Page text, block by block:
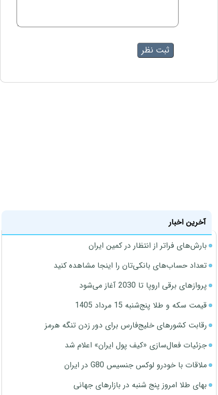
آخرین اخبار
بارش‌های فراتر از انتظار در کمین ایران
تعداد حساب‌های بانکی‌تان را اینجا مشاهده کنید
پروازهای برقی اروپا تا 2030 آغاز می‌شود
قیمت سکه و طلا پنج‌شنبه 15 مرداد 1405
رقابت کشورهای خلیج‌فارس برای دور زدن تنگه هرمز
جزئیات فعال‌سازی «کیف پول ایران» اعلام شد
ملاقات با خودرو لوکس جنسیس G80 در ایران
بهای طلا امروز پنج شنبه در بازارهای جهانی